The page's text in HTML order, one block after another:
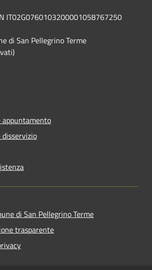
IT02G0760103200001058767250
di San Pellegrino Terme
appuntamento
disservizio
di San Pellegrino Terme
trasparente